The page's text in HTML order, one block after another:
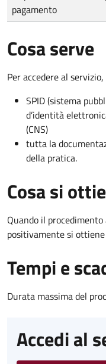
pagamento
Cosa serve
Per accedere al
SPID (sistema
d’identità
(CNS)
tutta la
della pratica.
Cosa si
Quando il
positivamente si
Tempi e
Durata massima del
Accedi al